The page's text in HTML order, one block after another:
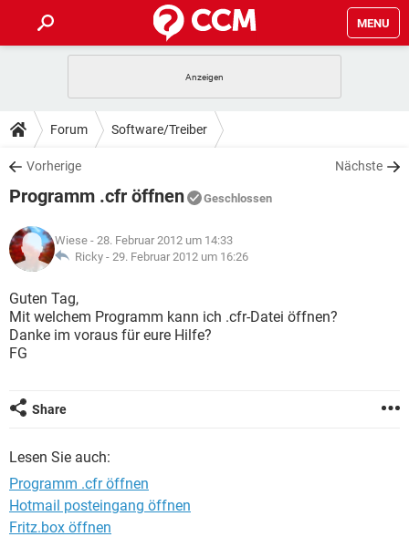
MENU
ANDROID IOS
WINDOWS 10
WHATSAPP TIKTOK
FACEBOOK
TIPPS & TRICKS
SPIELE
WHATSAPP TIKTOK
FACEBOOK
DOWNLOADS
SPIELE STREAMING
ANDROID
WINDOWS 10 INSTAGRAM
WHATSAPP
FACEBOOK HARDWARE
FORUM
SPIELE STREAMING
ANDROID
WINDOWS 10
WHATSAPP
LEXIKON
SPIELE
ANDROID IOS
WINDOWS 10
FACEBOOK
Forum Software/Treiber
Vorherige Nächste
Programm .cfr öffnen Geschlossen
Wiese - 28. Februar 2012 um 14:33
Ricky - 29. Februar 2012 um 16:26
Guten Tag,
Mit welchem Programm kann ich .cfr-Datei öffnen?
Danke im voraus für eure Hilfe?
FG
Share
Lesen Sie auch:
Programm .cfr öffnen
Hotmail posteingang öffnen
Fritz.box öffnen